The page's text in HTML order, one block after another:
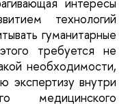
технологий
гуманитарные
требуется не
необходимости,
экспертизу внутри
медицинского